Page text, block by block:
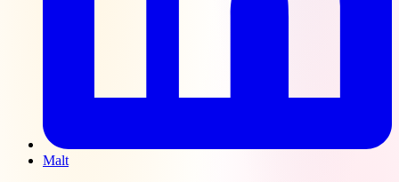
Malt